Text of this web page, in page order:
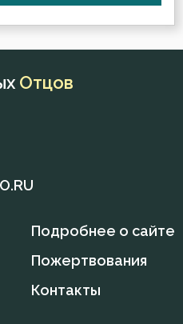
Отцов
Подробнее о сайте
Пожертвования
Контакты